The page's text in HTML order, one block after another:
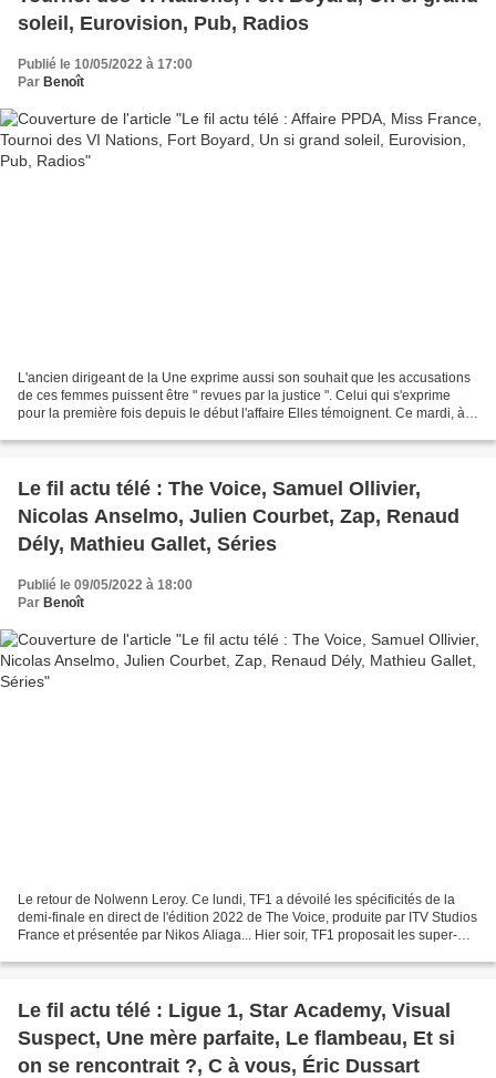
soleil, Eurovision, Pub, Radios
Publié le 10/05/2022 à 17:00
Par Benoît
L'ancien dirigeant de la Une exprime aussi son souhait que les accusations
de ces femmes puissent être " revues par la justice ". Celui qui s'exprime
pour la première fois depuis le début l'affaire Elles témoignent. Ce mardi, à
Le fil actu télé : The Voice, Samuel Ollivier,
Nicolas Anselmo, Julien Courbet, Zap, Renaud
Dély, Mathieu Gallet, Séries
Publié le 09/05/2022 à 18:00
Par Benoît
Le retour de Nolwenn Leroy. Ce lundi, TF1 a dévoilé les spécificités de la
demi-finale en direct de l'édition 2022 de The Voice, produite par ITV Studios
France et présentée par Nikos Aliaga... Hier soir, TF1 proposait les super-
Le fil actu télé : Ligue 1, Star Academy, Visual
Suspect, Une mère parfaite, Le flambeau, Et si
on se rencontrait ?, C à vous, Éric Dussart